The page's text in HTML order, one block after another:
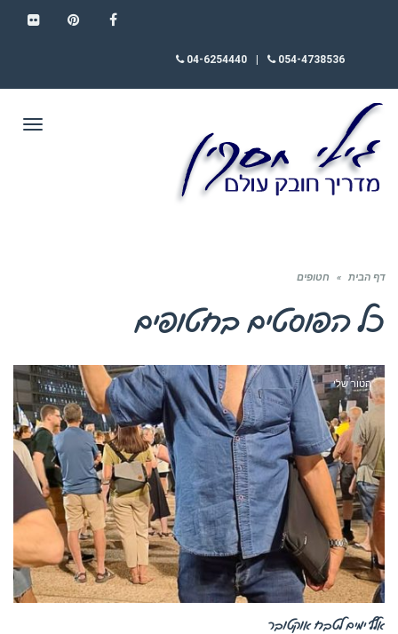
054-4738536
04-6254440
דף הבית » חטופים
כל הפוסטים בחטופים
הטור שלי
אלף ימים לטבח אוקטובר